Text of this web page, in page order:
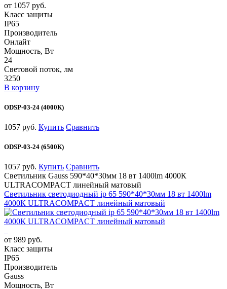
от 1057 руб.
Класс защиты
IP65
Производитель
Онлайт
Мощность, Вт
24
Световой поток, лм
3250
В корзину
ODSP-03-24 (4000К)
1057 руб. Купить Сравнить
ODSP-03-24 (6500К)
1057 руб. Купить Сравнить
Светильник Gauss 590*40*30мм 18 вт 1400lm 4000К
ULTRACOMPACT линейный матовый
Светильник светодиодный ip 65 590*40*30мм 18 вт 1400lm
4000К ULTRACOMPACT линейный матовый
от 989 руб.
Класс защиты
IP65
Производитель
Gauss
Мощность, Вт